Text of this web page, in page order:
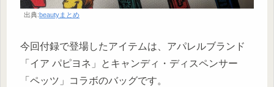
出典:beautyまとめ
今回付録で登場したアイテムは、アパレルブランド
「イア パピヨネ」とキャンディ・ディスペンサー
「ペッツ」コラボのバッグです。